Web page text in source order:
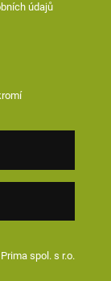
údajů
spol. s r.o.